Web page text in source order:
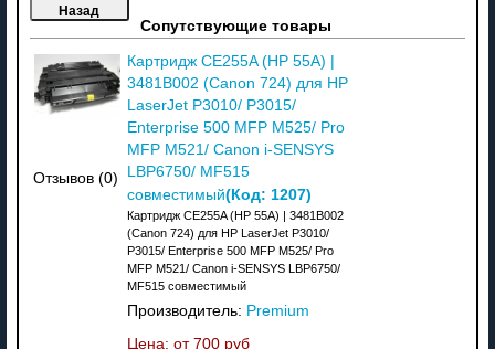
Сопутствующие товары
Отзывов (0)
Картридж CE255A (HP 55A) |
3481B002 (Canon 724) для HP
LaserJet P3010/ P3015/
Enterprise 500 MFP M525/ Pro
MFP M521/ Canon i-SENSYS
LBP6750/ MF515
совместимый(Код: 1207)
Картридж CE255A (HP 55A) | 3481B002
(Canon 724) для HP LaserJet P3010/
P3015/ Enterprise 500 MFP M525/ Pro
MFP M521/ Canon i-SENSYS LBP6750/
MF515 совместимый
Производитель: Premium
Цена: от 700 руб